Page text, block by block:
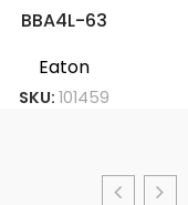
BBA4L-63
Eaton
SKU: 101459